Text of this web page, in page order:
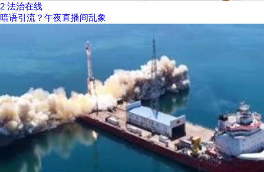
2 法治在线
暗语引流？午夜直播间乱象